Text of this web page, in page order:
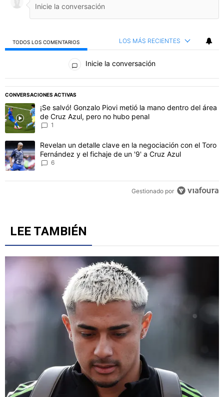
TODOS LOS COMENTARIOS LOS MÁS RECIENTES
Todos los comentarios
Inicie la conversación
CONVERSACIONES ACTIVAS
Este listado muestra los artículos con más comentarios en los
Un artículo de tendencia con el título "¡Se salvó! Gonzalo Piovi
¡Se salvó! Gonzalo Piovi metió la mano dentro del área
de Cruz Azul, pero no hubo penal
Un artículo de tendencia con el título "Revelan un detalle clave
Revelan un detalle clave en la negociación con el Toro
LEE TAMBIÉN